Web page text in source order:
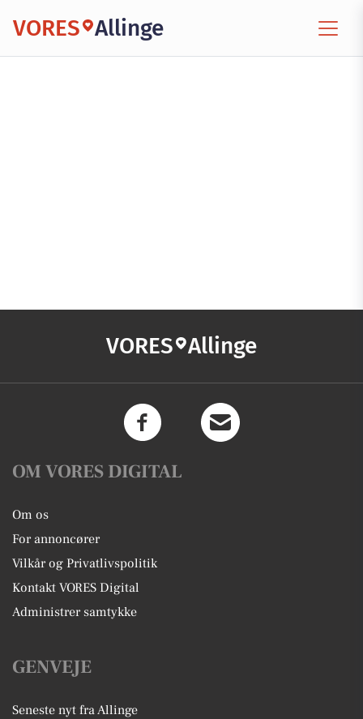
VORES Allinge
VORES Allinge
OM VORES DIGITAL
Om os
For annoncører
Vilkår og Privatlivspolitik
Kontakt VORES Digital
Administrer samtykke
GENVEJE
Seneste nyt fra Allinge